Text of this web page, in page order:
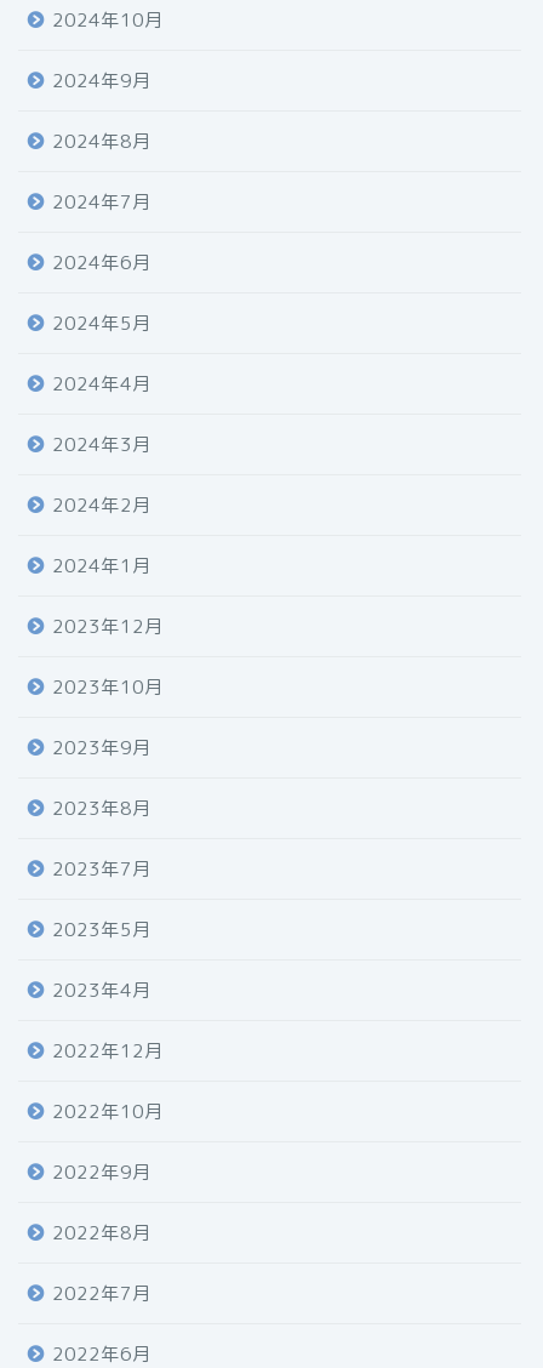
2024年10月
2024年9月
2024年8月
2024年7月
2024年6月
2024年5月
2024年4月
2024年3月
2024年2月
2024年1月
2023年12月
2023年10月
2023年9月
2023年8月
2023年7月
2023年5月
2023年4月
2022年12月
2022年10月
2022年9月
2022年8月
2022年7月
2022年6月